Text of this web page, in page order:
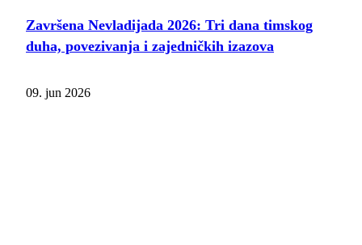
Završena Nevladijada 2026: Tri dana timskog
duha, povezivanja i zajedničkih izazova
09. jun 2026